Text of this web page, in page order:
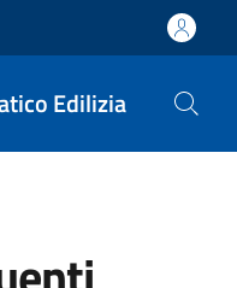
Edilizia